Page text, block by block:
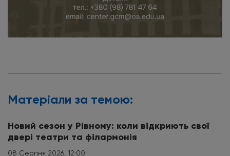
Матерiали за темою:
Новий сезон у Рівному: коли відкриють свої
двері театри та філармонія
08 Серпня 2026, 12:00